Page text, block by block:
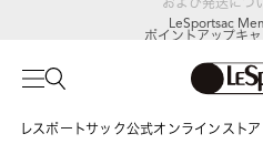
LeSportsac
ポイントアップキ
レスポートサック公式オンラインストア